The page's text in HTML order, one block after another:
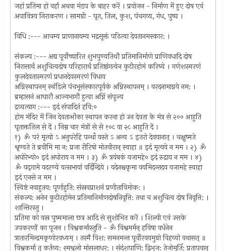
जहां प्रतिमा हो वर्हां अथवा मंडप के बाहर करें । प्रयोजन - निर्माण में हुए दोष एवं
अपावित्रय निराकरण । सामग्री - घृत, तिल, कुश, पंचगव्य, गंध, पुष्प ।
विधि :--- आचम्य प्राणानायम्य भद्रसूक्तं पठित्वा देवतानमस्कार: ।
संकल्प :--- अद्य पूर्वोच्चारित शुभपुण्यतिथौ प्रतिमानिर्माणे प्राणिवधादि दोष
निरासार्थं अशुचित्वदोष परिहारार्थं प्रतिष्ठांगत्वेन कुटीरहोमं करिष्ये । गणेशस्मरणं
कुलदेवतास्मरणं प्रधानदेवस्मरणं विधाय
अग्निस्थापनम्‌ स्थंडिले पंचभूसंस्कारपूर्वकं अग्निस्थापनम्‌ । वरदनामाग्नये नम: ।
ब्रम्हासनं आघारौ आज्यभागौ हुत्वा अग्निं संपूज्य
द्रव्यत्याग :--- इदं संपादितं हवि:०
होम मंदिर में जिन देवताओंका स्थापन करना हो उन देवता के मंत्र से २०० आहुति
घृताक्ततिल से दें । निम्न चार मंत्रों से से १०८ वा २८ आहुति दें ।
१) ॐ परं मृत्यो ऽ अनुपरेहि पन्थाँ यस्ते ऽ अन्य ऽ इतरो देवयानात्‌ । चक्षुष्मते
श्रृण्वते ते ब्रवीमि मा न: प्रजा रीरिषो मोतवीरान्‌ स्वाहा ॥ इदं मृत्यवे न मम । २) ॐ
अघोरेभ्यो० इदं अघोराय न मम । ३) ॐ त्रयंबकं यजामहे० इदं रुद्राय न मम । ४)
ॐ यद्‌गामे यदरण्ये यत्सभायां वर्दिन्द्रिये । यदेनश्चकृमा वयमिदन्तदव यजामहे स्वाहा
इदं एनसे न मम ।
स्विष्टं नवाहुतय: पूर्णाहुति: संस्रवप्राशनं प्रणीताविमोक: ।
संकल्प: अनेन कुटीरहोमेन प्रतिमानिर्माणदोषनिवृत्ति: तथा च अशुचित्व दोष निवृत्ति: ।
शान्तिरस्तु ।
प्रतिमा को वस्र पुष्ममाला छत्र आदि से सुशोभित करें । शिल्पी एवं उसके
उपकरणों का पूजन । विश्वकर्मास्तुति - ॐ विश्वमर्मन्‌ हविषा वर्धनेन
त्रातारमिन्द्रमकृणोरवध्यम्‌ । तस्मै विश: समनमन्त पूर्वीरवयमुग्रो विहव्यो वथासत्‌ ॥
विश्वकर्मा तु कर्तव्य: श्मश्रुलो मांसलाधर: । संदंशपाणि: द्विभुज: तेजोमूर्ति: प्रतापवान्‌